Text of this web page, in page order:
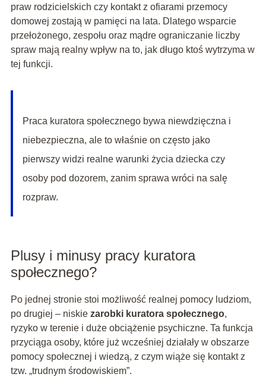
praw rodzicielskich czy kontakt z ofiarami przemocy
domowej zostają w pamięci na lata. Dlatego wsparcie
przełożonego, zespołu oraz mądre ograniczanie liczby
spraw mają realny wpływ na to, jak długo ktoś wytrzyma w
tej funkcji.
Praca kuratora społecznego bywa niewdzięczna i
niebezpieczna, ale to właśnie on często jako
pierwszy widzi realne warunki życia dziecka czy
osoby pod dozorem, zanim sprawa wróci na salę
rozpraw.
Plusy i minusy pracy kuratora
społecznego?
Po jednej stronie stoi możliwość realnej pomocy ludziom,
po drugiej – niskie zarobki kuratora społecznego,
ryzyko w terenie i duże obciążenie psychiczne. Ta funkcja
przyciąga osoby, które już wcześniej działały w obszarze
pomocy społecznej i wiedzą, z czym wiąże się kontakt z
tzw. „trudnym środowiskiem”.